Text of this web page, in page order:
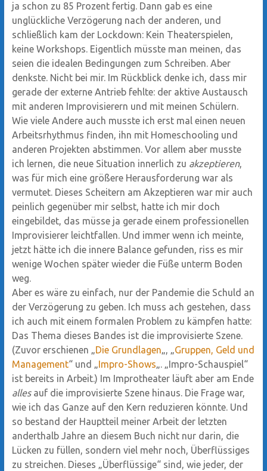
ja schon zu 85 Prozent fertig. Dann gab es eine
unglückliche Verzögerung nach der anderen, und
schließlich kam der Lockdown: Kein Theaterspielen,
keine Workshops. Eigentlich müsste man meinen, das
seien die idealen Bedingungen zum Schreiben. Aber
denkste. Nicht bei mir. Im Rückblick denke ich, dass mir
gerade der externe Antrieb fehlte: der aktive Austausch
mit anderen Improvisierern und mit meinen Schülern.
Wie viele Andere auch musste ich erst mal einen neuen
Arbeitsrhythmus finden, ihn mit Homeschooling und
anderen Projekten abstimmen. Vor allem aber musste
ich lernen, die neue Situation innerlich zu akzeptieren,
was für mich eine größere Herausforderung war als
vermutet. Dieses Scheitern am Akzeptieren war mir auch
peinlich gegenüber mir selbst, hatte ich mir doch
eingebildet, das müsse ja gerade einem professionellen
Improvisierer leichtfallen. Und immer wenn ich meinte,
jetzt hätte ich die innere Balance gefunden, riss es mir
wenige Wochen später wieder die Füße unterm Boden
weg.
Aber es wäre zu einfach, nur der Pandemie die Schuld an
der Verzögerung zu geben. Ich muss ach gestehen, dass
ich auch mit einem formalen Problem zu kämpfen hatte:
Das Thema dieses Bandes ist die improvisierte Szene.
(Zuvor erschienen „Die Grundlagen„, „Gruppen, Geld und
Management“ und „Impro-Shows„. „Impro-Schauspiel“
ist bereits in Arbeit.) Im Improtheater läuft aber am Ende
allesauf die improvisierte Szene hinaus. Die Frage war,
wie ich das Ganze auf den Kern reduzieren könnte. Und
so bestand der Hauptteil meiner Arbeit der letzten
anderthalb Jahre an diesem Buch nicht nur darin, die
Lücken zu füllen, sondern viel mehr noch, Überflüssiges
zu streichen. Dieses „Überflüssige“ sind, wie jeder, der